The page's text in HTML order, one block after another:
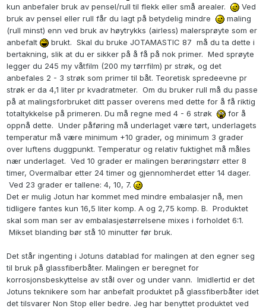
kun anbefaler bruk av pensel/rull til flekk eller små arealer.
Ved
bruk av pensel eller rull får du lagt på betydelig mindre
maling
(rull minst) enn ved bruk av høytrykks (airless) malersprøyte som er
anbefalt
brukt. Skal du bruke JOTAMASTIC 87 må du ta dette i
bertakning, slik at du er sikker på å få på nok primer. Med sprøyte
legger du 245 my våtfilm (200 my tørrfilm) pr strøk, og det
anbefales 2 - 3 strøk som primer til båt. Teoretisk spredeevne pr
strøk er da 4,1 liter pr kvadratmeter. Om du bruker rull må du passe
på at malingsforbruket ditt passer overens med dette for å få riktig
totaltykkelse på primeren. Du må regne med 4 - 6 strøk
for å
oppnå dette. Under påføring må underlaget være tørt, underlagets
temperatur må være minimum +10 grader, og minimum 3 grader
over luftens duggpunkt. Temperatur og relativ fuktighet må måles
nær underlaget. Ved 10 grader er malingen berøringstørr etter 8
timer, Overmalbar etter 24 timer og gjennomherdet etter 14 dager.
Ved 23 grader er tallene: 4, 10, 7.
Det er mulig Jotun har kommet med mindre embalasjer nå, men
tidligere fantes kun 16,5 liter komp. A og 2,75 komp. B. Produktet
skal som man ser av embalasjestørrelsene mixes i forholdet 6:1.
Mikset blanding bør stå 10 minutter før bruk.
Det står ingenting i Jotuns datablad for malingen at den egner seg
til bruk på glassfiberbåter. Malingen er beregnet for
korrosjonsbeskyttelse av stål over og under vann. Imidlertid er det
Jotuns teknikere som har anbefalt produktet på glassfiberbåter idet
det tilsvarer Non Stop eller bedre. Jeg har benyttet produktet ved